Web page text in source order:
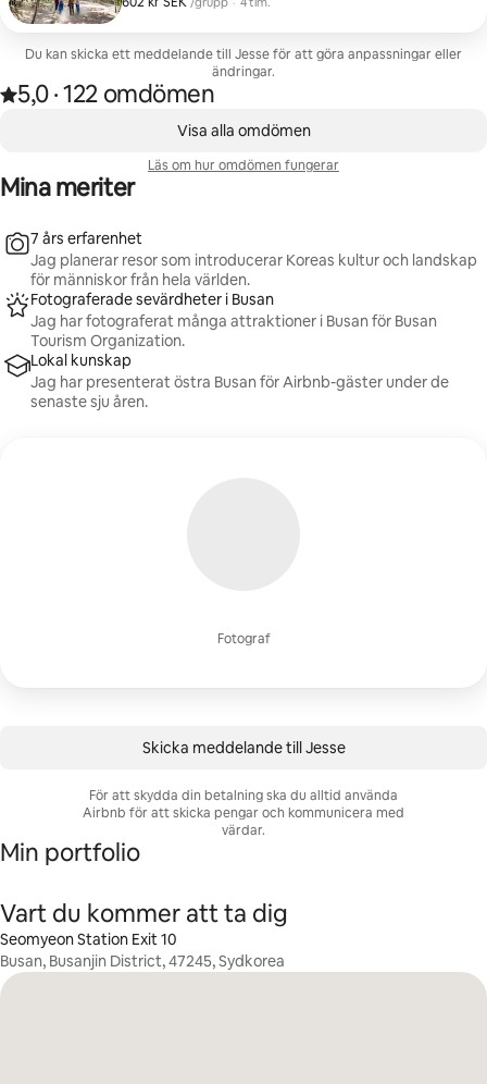
Du kan skicka ett meddelande till Jesse för att göra anpassningar eller
ändringar.
5,0 av 5 stjärnor, efter 122 omdömen
5,0
, ·122 omdömen
av platserna var Ahopsan bambuskog, vilket var en
upplysande upplevelse. Lugnet från bambusträden
som svajar är verkligen fascinerande. Jesse var
också tillmötesgående för våra frågor när han
bokade rundturen. Vi rekommenderar starkt denna
Visa alla omdömen
Läs om hur omdömen fungerar
Mina meriter
Fotograf
7 års erfarenhet
Jag planerar resor som introducerar Koreas kultur och landskap
för människor från hela världen.
Fotograferade sevärdheter i Busan
Jag har fotograferat många attraktioner i Busan för Busan
Tourism Organization.
Lokal kunskap
Jag har presenterat östra Busan för Airbnb-gäster under de
senaste sju åren.
Skicka meddelande till Jesse
För att skydda din betalning ska du alltid använda
Airbnb för att skicka pengar och kommunicera med
värdar.
Min portfolio
Vart du kommer att ta dig
Seomyeon Station Exit 10
Busan, Busanjin District, 47245, Sydkorea